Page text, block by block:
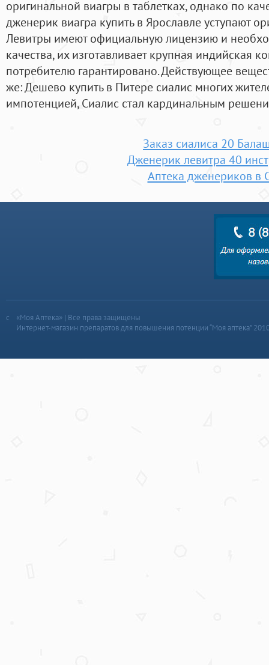
оригинальной виагры в таблетках, однако по
дженерик виагра купить в Ярославле уступают
Левитры имеют официальную лицензию и
качества, их изготавливает крупная индийская
потребителю гарантировано. Действующее
же: Дешево купить в Питере сиалис многих
импотенцией, Сиалис стал кардинальным
Заказ сиалиса 20
Дженерик левитра 40
Аптека дженериков в
«Моя Аптека» | Все права защищены
Интернет-магазин препаратов для повышения потенции “Моя аптека”